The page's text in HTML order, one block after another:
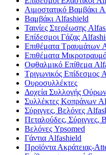
Αιμοστατικό Βαμβάκι
Βαμβάκι Alfashield
Ταινίες Στερέωσης
Επίδεσμοι Γάζας
Επιθέματα Τραυμάτων
Επιθέματα
Οφθαλμικό Eπίθεμα
Τριγωνικός Επίδεσμος
Ουροσυλλέκτες
Δοχεία Συλλογής
Συλλέκτες Κοπράνων
Σύριγγες, Βελόνες
Πεταλούδες, Σύριγγες,
Βελόνες Ypsomed
Γάντια Alfashield
Προϊόντα Ακράτειας-